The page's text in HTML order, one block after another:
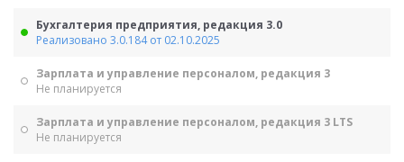
Бухгалтерия предприятия, редакция 3.0
Реализовано 3.0.184 от 02.10.2025
Зарплата и управление персоналом, редакция 3
Не планируется
Зарплата и управление персоналом, редакция 3 LTS
Не планируется